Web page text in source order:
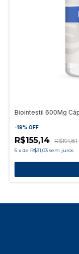
Biointestil 600Mg
-19% OFF
R$155,14 R$191,81
5 xde R$31,03 sem juros